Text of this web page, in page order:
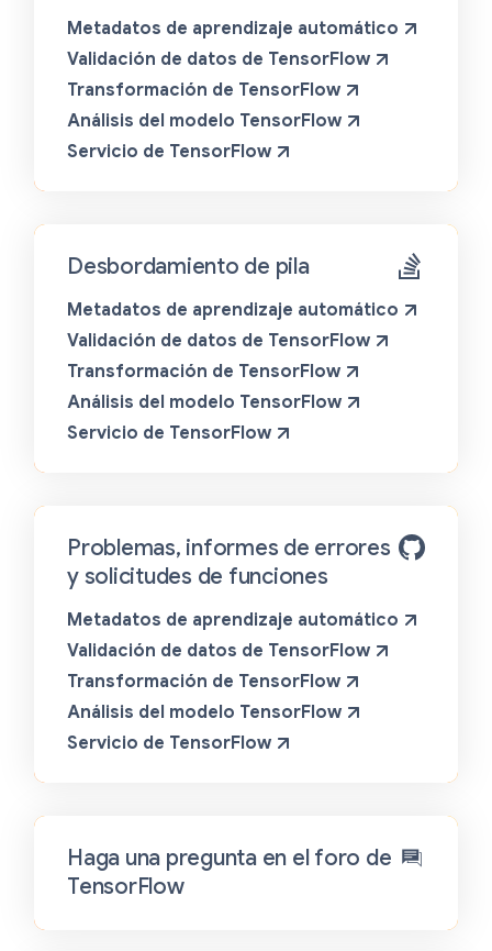
Metadatos de aprendizaje automático
Validación de datos de TensorFlow
Transformación de TensorFlow
Análisis del modelo TensorFlow
Servicio de TensorFlow
Desbordamiento de pila
Metadatos de aprendizaje automático
Validación de datos de TensorFlow
Transformación de TensorFlow
Análisis del modelo TensorFlow
Servicio de TensorFlow
Problemas, informes de errores
y solicitudes de funciones
Metadatos de aprendizaje automático
Validación de datos de TensorFlow
Transformación de TensorFlow
Análisis del modelo TensorFlow
Servicio de TensorFlow
Haga una pregunta en el foro de
TensorFlow